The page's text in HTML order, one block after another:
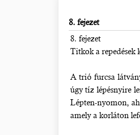
8. fejezet
8. fejezet
Titkok a repedések
A trió furcsa
úgy tíz lépésnyire
Lépten-nyomon,
amely a korláton